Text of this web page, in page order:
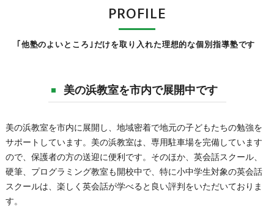
｢他塾のよいところ｣だけを取り入れた理想的な個別指導塾です
PROFILE
美の浜教室を市内で展開中です
美の浜教室を市内に展開し、地域密着で地元の子どもたちの勉強を
サポートしています。美の浜教室は、専用駐車場を完備しています
ので、保護者の方の送迎に便利です。そのほか、英会話スクール、
硬筆、プログラミング教室も開校中で、特に小中学生対象の英会話
スクールは、楽しく英会話が学べると良い評判をいただいておりま
す。